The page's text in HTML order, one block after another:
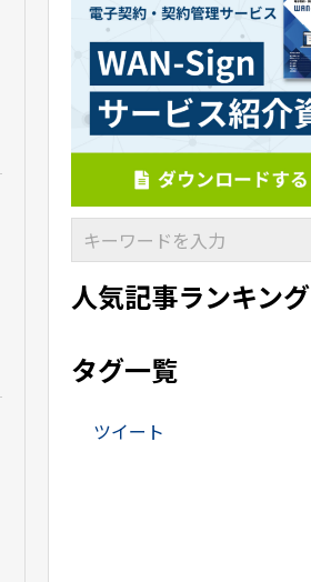
人気記事ランキング
タグ一覧
ツイート